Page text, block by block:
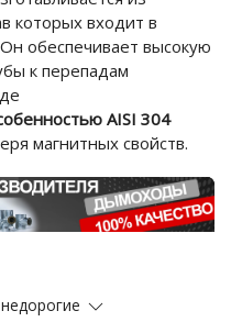
которых входит в
Он обеспечивает высокую
к перепадам
AISI 304
магнитных свойств.